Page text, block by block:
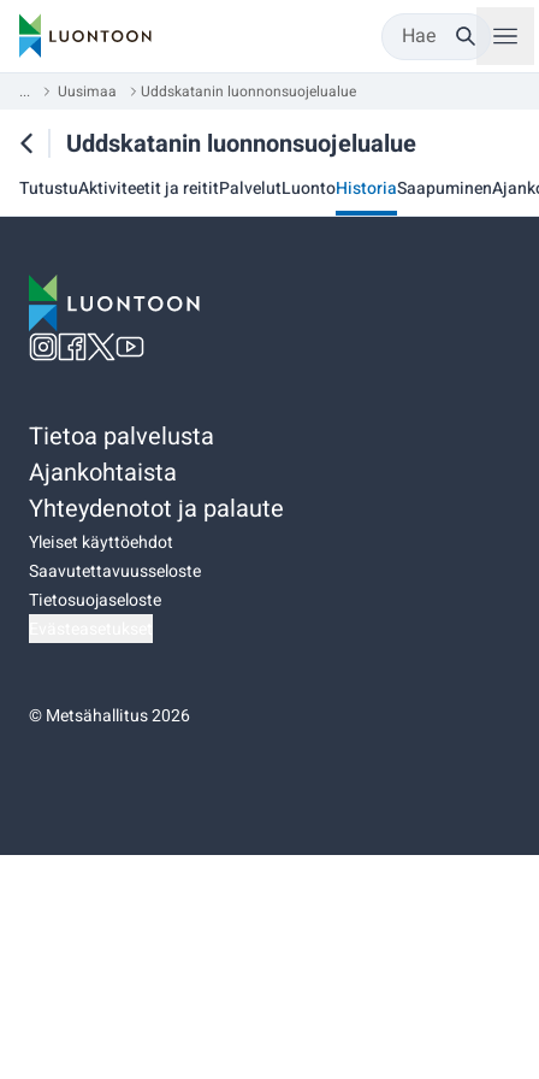
Hae
... Uusimaa Uddskatanin luonnonsuojelualue
Uddskatanin luonnonsuojelualue
TutustuAktiviteetit ja reititPalvelutLuontoHistoriaSaapuminen
Tietoa palvelusta
Ajankohtaista
Yhteydenotot ja palaute
Yleiset käyttöehdot
Saavutettavuusseloste
Tietosuojaseloste
©Metsähallitus 2026